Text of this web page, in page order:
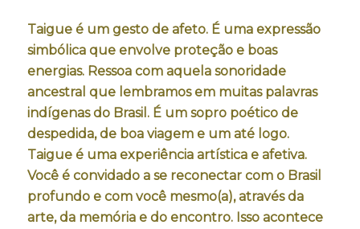
Taigue é um gesto de afeto. É uma expressão
simbólica que envolve proteção e boas
energias. Ressoa com aquela sonoridade
ancestral que lembramos em muitas palavras
indígenas do Brasil. É um sopro poético de
despedida, de boa viagem e um até logo.
Taigue é uma experiência artística e afetiva.
Você é convidado a se reconectar com o Brasil
profundo e com você mesmo(a), através da
arte, da memória e do encontro. Isso acontece